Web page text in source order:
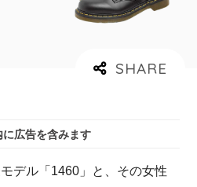
に広告を含みます
デル「1460」と、その女性